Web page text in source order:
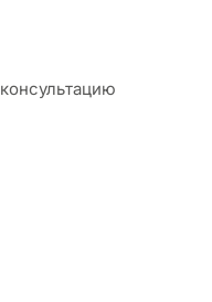
консультацию